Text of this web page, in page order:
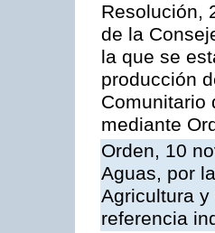
Resolución,
de la
la que se
producción
Comunitario
mediante
Orden, 10
Aguas, por
Agricultura
referencia